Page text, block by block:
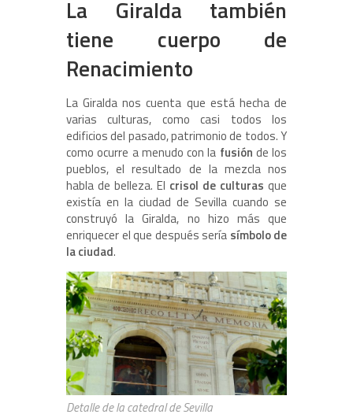
La Giralda también
tiene cuerpo de
Renacimiento
La Giralda nos cuenta que está hecha de
varias culturas, como casi todos los
edificios del pasado, patrimonio de todos. Y
como ocurre a menudo con la fusión de los
pueblos, el resultado de la mezcla nos
habla de belleza. El crisol de culturas que
existía en la ciudad de Sevilla cuando se
construyó la Giralda, no hizo más que
enriquecer el que después sería símbolo de
la ciudad.
Detalle de la catedral de Sevilla